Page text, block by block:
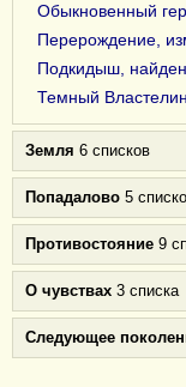
Обыкновенный
Перерождение,
Подкидыш,
Темный Властелин
Земля 6 списков
Попадалово 5
Противостояние 9
О чувствах 3 списка
Следующее